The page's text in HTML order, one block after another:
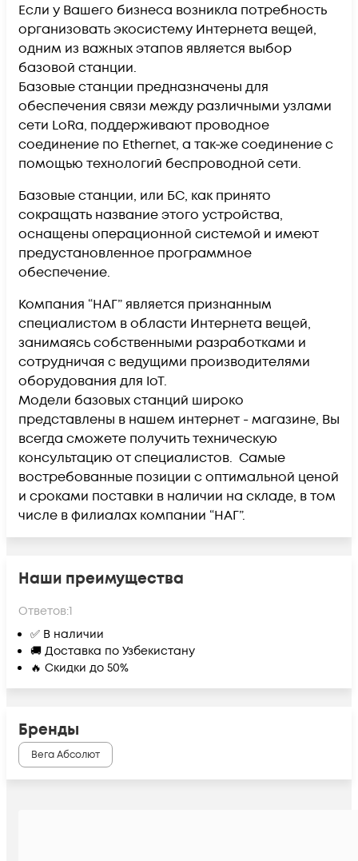
Если у Вашего бизнеса возникла потребность
организовать экосистему Интернета вещей,
одним из важных этапов является выбор
базовой станции.
Базовые станции предназначены для
обеспечения связи между различными узлами
сети LoRa, поддерживают проводное
соединение по Ethernet, а так-же соединение с
помощью технологий беспроводной сети.
Базовые станции, или БС, как принято
сокращать название этого устройства,
оснащены операционной системой и имеют
предустановленное программное
обеспечение.
Компания “НАГ” является признанным
специалистом в области Интернета вещей,
занимаясь собственными разработками и
сотрудничая с ведущими производителями
оборудования для IoT.
Модели базовых станций широко
представлены в нашем интернет - магазине, Вы
всегда сможете получить техническую
консультацию от специалистов. Самые
востребованные позиции с оптимальной ценой
и сроками поставки в наличии на складе, в том
числе в филиалах компании “НАГ”.
Наши преимущества
Ответов:1
✅ В наличии
🚚 Доставка по Узбекистану
🔥 Скидки до 50%
Бренды
Вега Абсолют